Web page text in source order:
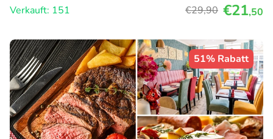
Verkauft: 151
€29,90 €21,50
51% Rabatt